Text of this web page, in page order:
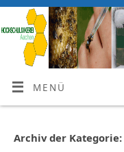
MENÜ
Archiv der Kategorie: